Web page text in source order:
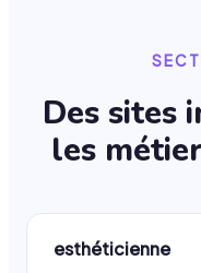
Des sites
les
esthéticienne